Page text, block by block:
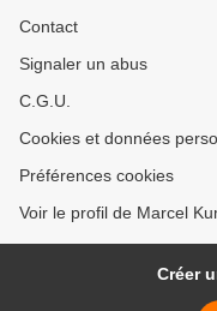
Contact
Signaler un abus
C.G.U.
Cookies et données
Préférences cookies
Voir le profil de Marcel
Créer